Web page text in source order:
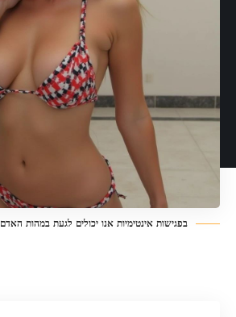
בפגישות אינטימיות אנו יכולים לגעת במהות האדם